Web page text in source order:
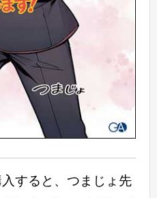
すると、つまじょ先